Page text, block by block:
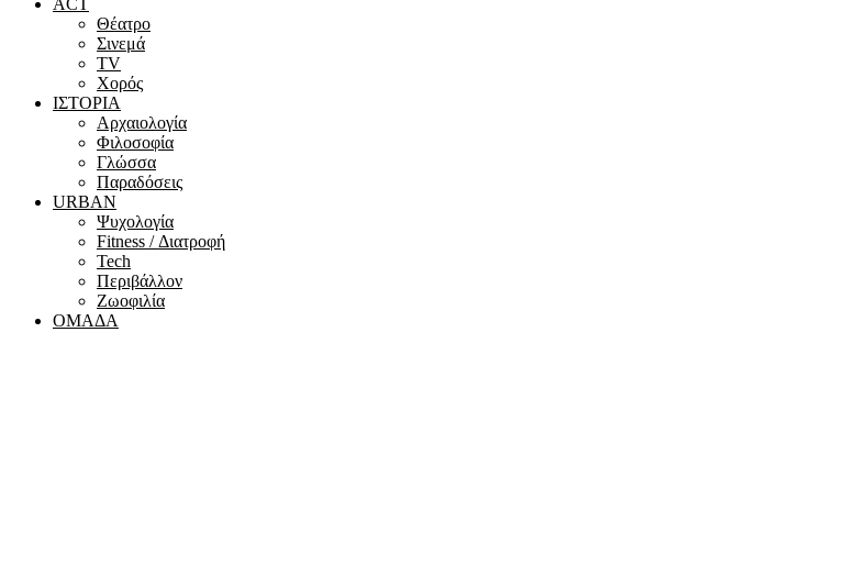
ACT
Θέατρο
Σινεμά
ΤV
Χορός
ΙΣΤΟΡΙΑ
Αρχαιολογία
Φιλοσοφία
Γλώσσα
Παραδόσεις
URBAN
Ψυχολογία
Fitness / Διατροφή
Tech
Περιβάλλον
Ζωοφιλία
ΟΜΑΔΑ